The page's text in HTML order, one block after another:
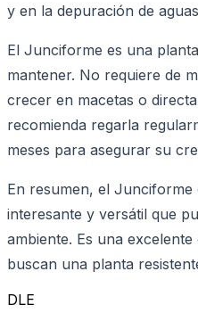
y en la depuración de
El Junciforme es una
mantener. No requiere de
crecer en macetas o
recomienda regarla
meses para asegurar su
En resumen, el
interesante y versátil que
ambiente. Es una
buscan una planta
DLE